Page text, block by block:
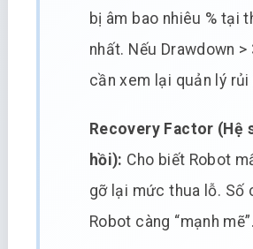
bị âm bao nhiêu % tại
nhất. Nếu Drawdown >
cần xem lại quản lý rủi
Recovery Factor (Hệ
hồi): Cho biết Robot
gỡ lại mức thua lỗ. Số
Robot càng “mạnh mẽ”.